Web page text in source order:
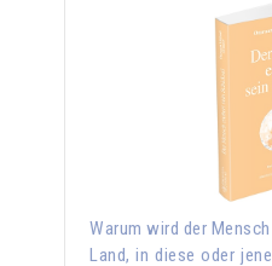
Warum wird der
Land, in diese oder